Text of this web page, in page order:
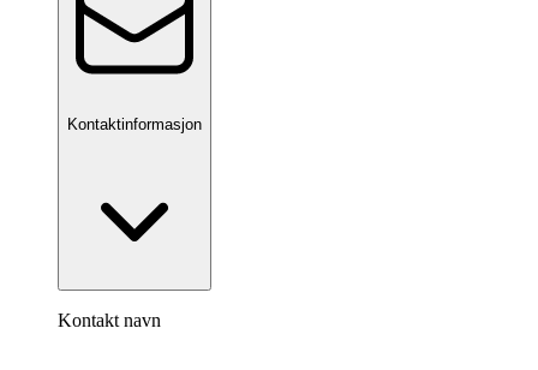
Kontaktinformasjon
Kontakt navn